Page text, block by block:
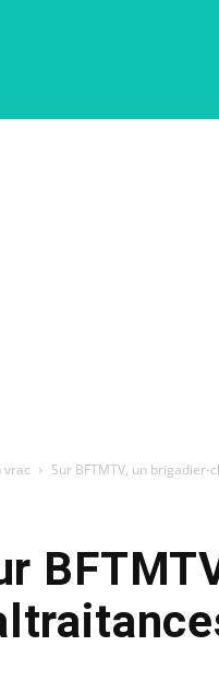
vrac Sur BFTMTV, un